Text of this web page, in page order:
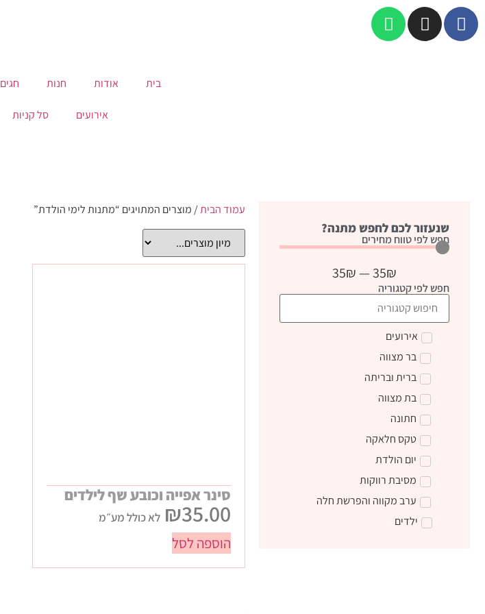
בית אודות חנות חגים
אירועים סל קניות
שנעזור לכם לחפש מתנה?
חפש לפי טווח מחירים
35₪
—
35₪
חפש לפי קטגוריה
אירועים
בר מצווה
ברית ובריתה
בת מצווה
חתונה
טקס חלאקה
יום הולדת
מסיבת רווקות
ערב מקווה והפרשת חלה
ילדים
עמוד הבית/ מוצרים המתויגים “מתנות לימי הולדת”
סינר אפייה וכובע שף לילדים
₪35.00 לא כולל מע״מ
הוספה לסל